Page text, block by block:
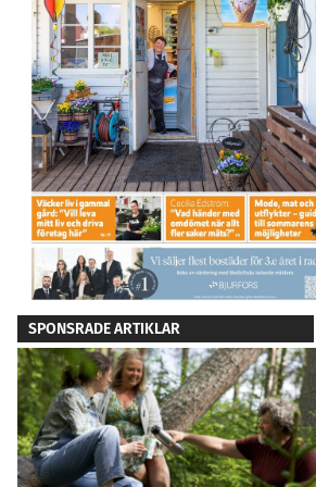
SPONSRADE ARTIKLAR